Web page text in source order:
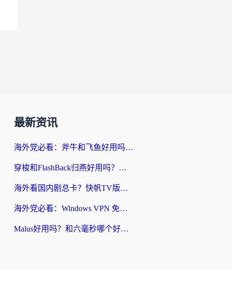
最新资讯
海外党必看：斧牛和飞鱼好用吗？3步选对回国加速器，无缝刷剧玩国服
穿梭和FlashBack归燕好用吗？海外党亲测3款热门回国加速器，教你选对不踩坑
海外看国内剧总卡？快帆TV版VPN好用吗？和快滚VPN对比哪个回国效果更好？
海外党必看：Windows VPN 免费？别踩坑！教你选对好用的国内加速器无缝回国
Malus好用吗？和六毫秒哪个好？海外党选回国加速器的避坑指南